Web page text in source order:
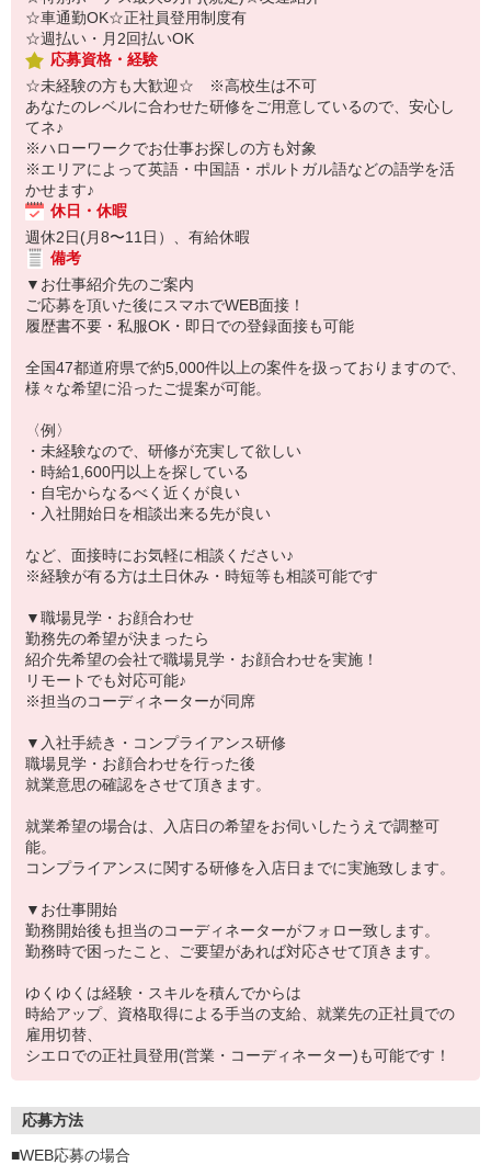
☆車通勤OK☆正社員登用制度有
☆週払い・月2回払いOK
応募資格・経験
☆未経験の方も大歓迎☆ ※高校生は不可
あなたのレベルに合わせた研修をご用意しているので、安心し
てネ♪
※ハローワークでお仕事お探しの方も対象
※エリアによって英語・中国語・ポルトガル語などの語学を活
かせます♪
休日・休暇
週休2日(月8〜11日）、有給休暇
備考
▼お仕事紹介先のご案内
ご応募を頂いた後にスマホでWEB面接！
履歴書不要・私服OK・即日での登録面接も可能
全国47都道府県で約5,000件以上の案件を扱っておりますので、
様々な希望に沿ったご提案が可能。
〈例〉
・未経験なので、研修が充実して欲しい
・時給1,600円以上を探している
・自宅からなるべく近くが良い
・入社開始日を相談出来る先が良い
など、面接時にお気軽に相談ください♪
※経験が有る方は土日休み・時短等も相談可能です
▼職場見学・お顔合わせ
勤務先の希望が決まったら
紹介先希望の会社で職場見学・お顔合わせを実施！
リモートでも対応可能♪
※担当のコーディネーターが同席
▼入社手続き・コンプライアンス研修
職場見学・お顔合わせを行った後
就業意思の確認をさせて頂きます。
就業希望の場合は、入店日の希望をお伺いしたうえで調整可
能。
コンプライアンスに関する研修を入店日までに実施致します。
▼お仕事開始
勤務開始後も担当のコーディネーターがフォロー致します。
勤務時で困ったこと、ご要望があれば対応させて頂きます。
ゆくゆくは経験・スキルを積んでからは
時給アップ、資格取得による手当の支給、就業先の正社員での
雇用切替、
シエロでの正社員登用(営業・コーディネーター)も可能です！
応募方法
■WEB応募の場合